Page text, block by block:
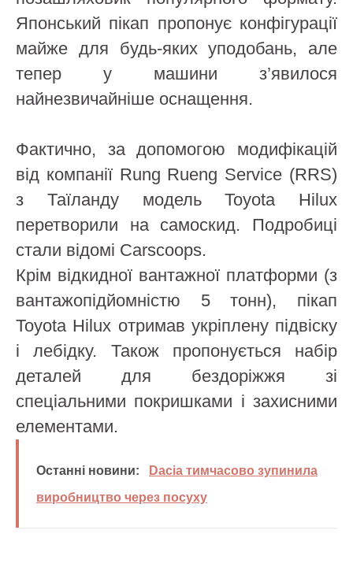
Японський пікап пропонує конфігурації
майже для будь-яких уподобань, але
тепер у машини з’явилося
найнезвичайніше оснащення.
Фактично, за допомогою модифікацій
від компанії Rung Rueng Service (RRS)
з Таїланду модель Toyota Hilux
перетворили на самоскид. Подробиці
стали відомі Carscoops.
Крім відкидної вантажної платформи (з
вантажопідйомністю 5 тонн), пікап
Toyota Hilux отримав укріплену підвіску
і лебідку. Також пропонується набір
деталей для бездоріжжя зі
спеціальними покришками і захисними
елементами.
Останні новини:
Dacia тимчасово зупинила
виробництво через посуху